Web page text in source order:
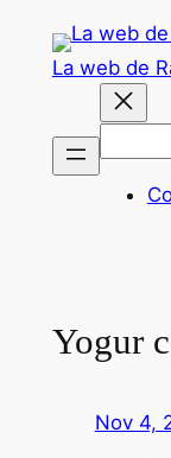
contenido
La web de
Buscar
Yogur
Nov 4,